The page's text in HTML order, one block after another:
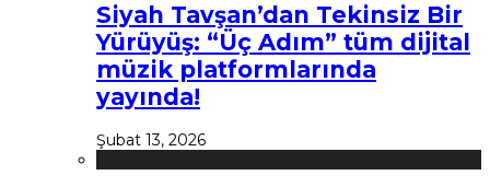
Siyah Tavşan’dan Tekinsiz Bir
Yürüyüş: “Üç Adım” tüm dijital
müzik platformlarında
yayında!
Şubat 13, 2026